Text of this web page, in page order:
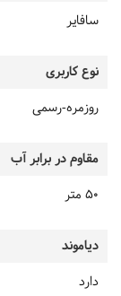
سافایر
نوع کاربری
روزمره-رسمی
مقاوم در برابر آب
50 متر
دیاموند
دارد